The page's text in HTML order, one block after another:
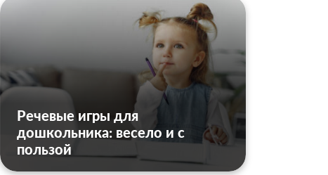
Речевые игры для
дошкольника: весело и с
пользой